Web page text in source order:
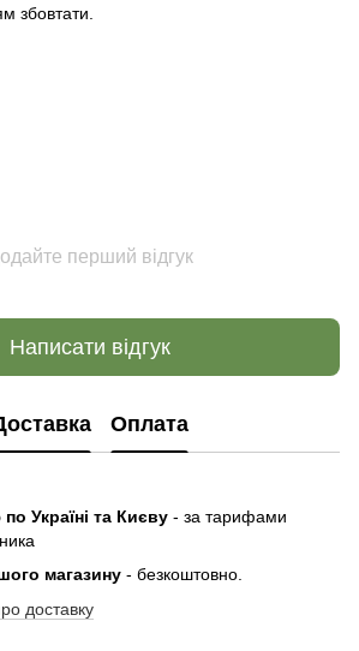
збовтати.
перший відгук
Написати відгук
Оплата
Україні та Києву - за тарифами
магазину - безкоштовно.
доставку